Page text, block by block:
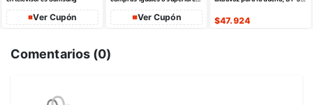
Ver Cupón
de dto
Ver Cupón $47.924
Comentarios (0)